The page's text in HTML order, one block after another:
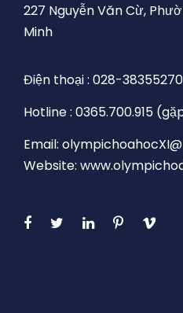
227 Nguyễn Văn Cừ,
Minh
Điện thoại : 028-38355270
Hotline : 0365.700.915
Email:
Website: